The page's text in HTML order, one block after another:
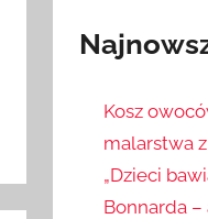
Kosz
malarstwa
„Dzieci
Bonnarda –